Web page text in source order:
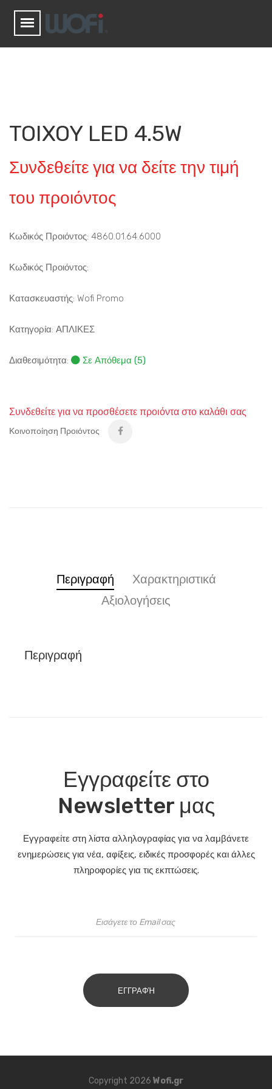
TOIXOY LED 4.5W
Συνδεθείτε για να δείτε την τιμή
του προιόντος
Κωδικός Προιόντος: 4860.01.64.6000
Κωδικός Προιόντος:
Κατασκευαστής: Wofi Promo
Κατηγορία: ΑΠΛΙΚΕΣ
Διαθεσιμότητα: Σε Απόθεμα (5)
Συνδεθείτε για να προσθέσετε προιόντα στο καλάθι σας
Κοινοποίηση Προιόντος
Περιγραφή
Χαρακτηριστικά
Αξιολογήσεις
Περιγραφή
Εγγραφείτε στο
Newsletter μας
Εγγραφείτε στη λίστα αλληλογραφίας για να λαμβάνετε
ενημερώσεις για νέα, αφίξεις, ειδικές προσφορές και άλλες
πληροφορίες για τις εκπτώσεις.
ΕΓΓΡΑΦΉ
Copyright 2026 Wofi.gr